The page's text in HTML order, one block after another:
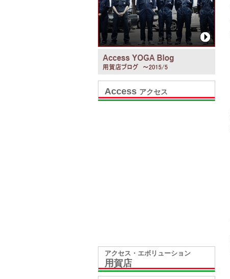
Access アクセス
アクセス・エボリューション
用賀店